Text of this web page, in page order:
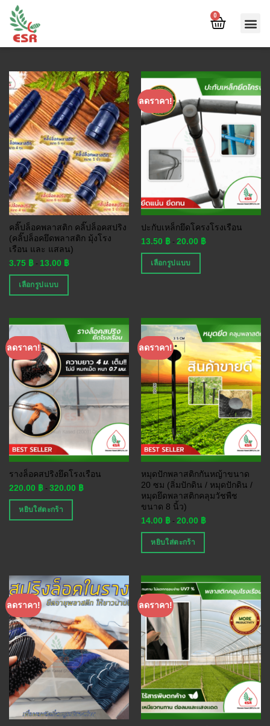
0
คลิ๊ปล็อคพลาสติก คลิ๊ปล็อคสปริง
(คลิ๊ปล็อคยึดพลาสติก มุ้งโรง
เรือน และ แสลน)
3.75 ฿ - 13.00 ฿
เลือกรูปแบบ
ลดราคา!
ปะกับเหล็กยึดโครงโรงเรือน
13.50 ฿ - 20.00 ฿
เลือกรูปแบบ
ลดราคา!
รางล็อคสปริงยึดโรงเรือน
220.00 ฿ - 320.00 ฿
หยิบใส่ตะกร้า
ลดราคา!
หมุดปักพลาสติกกันหญ้าขนาด
20 ซม (ลิ่มปักดิน / หมุดปักดิน /
หมุดยึดพลาสติกคลุมวัชพืช
ขนาด 8 นิ้ว)
14.00 ฿ - 20.00 ฿
หยิบใส่ตะกร้า
ลดราคา! ลดราคา!